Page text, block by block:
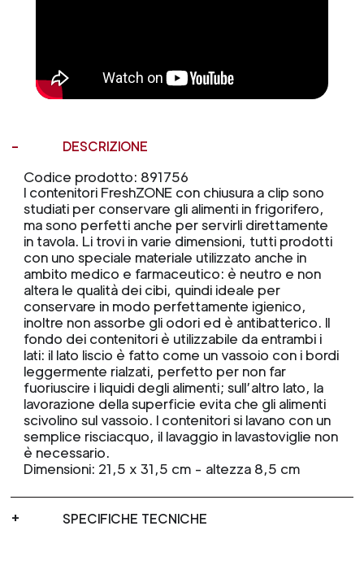
DESCRIZIONE
Codice prodotto: 891756
I contenitori FreshZONE con chiusura a clip sono
studiati per conservare gli alimenti in frigorifero,
ma sono perfetti anche per servirli direttamente
in tavola. Li trovi in varie dimensioni, tutti prodotti
con uno speciale materiale utilizzato anche in
ambito medico e farmaceutico: è neutro e non
altera le qualità dei cibi, quindi ideale per
conservare in modo perfettamente igienico,
inoltre non assorbe gli odori ed è antibatterico. Il
fondo dei contenitori è utilizzabile da entrambi i
lati: il lato liscio è fatto come un vassoio con i bordi
leggermente rialzati, perfetto per non far
fuoriuscire i liquidi degli alimenti; sull’altro lato, la
lavorazione della superficie evita che gli alimenti
scivolino sul vassoio. I contenitori si lavano con un
semplice risciacquo, il lavaggio in lavastoviglie non
è necessario.
Dimensioni: 21,5 x 31,5 cm - altezza 8,5 cm
SPECIFICHE TECNICHE